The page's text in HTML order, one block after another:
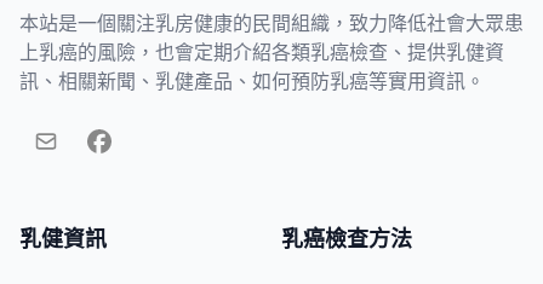
本站是一個關注乳房健康的民間組織，致力降低社會大眾患
上乳癌的風險，也會定期介紹各類乳癌檢查、提供乳健資
訊、相關新聞、乳健產品、如何預防乳癌等實用資訊。
乳健資訊 乳癌檢查方法